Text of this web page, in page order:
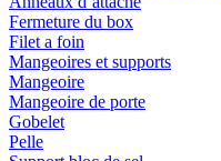
Fermeture du box
Filet a foin
Mangeoires et supports
Mangeoire
Mangeoire de porte
Gobelet
Pelle